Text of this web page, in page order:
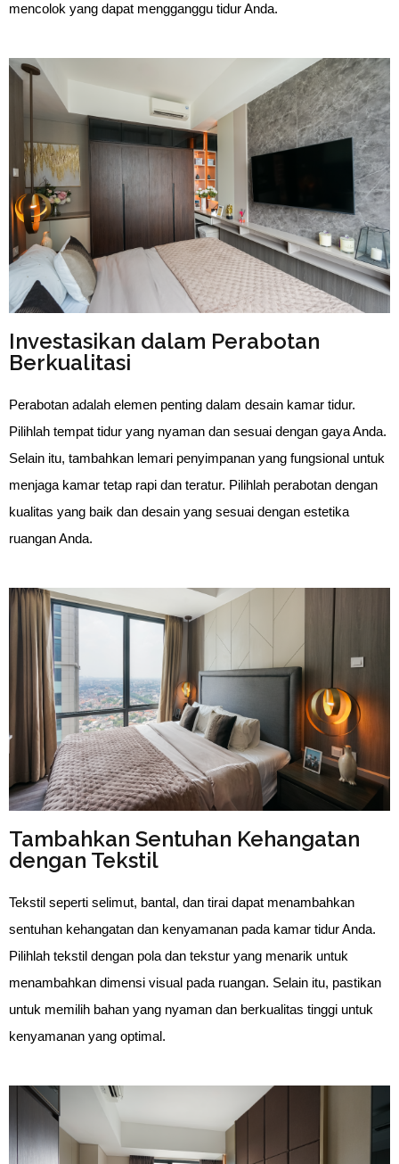
mencolok yang dapat mengganggu tidur Anda.
Investasikan dalam Perabotan
Berkualitasi
Perabotan adalah elemen penting dalam desain kamar tidur.
Pilihlah tempat tidur yang nyaman dan sesuai dengan gaya Anda.
Selain itu, tambahkan lemari penyimpanan yang fungsional untuk
menjaga kamar tetap rapi dan teratur. Pilihlah perabotan dengan
kualitas yang baik dan desain yang sesuai dengan estetika
ruangan Anda.
Tambahkan Sentuhan Kehangatan
dengan Tekstil
Tekstil seperti selimut, bantal, dan tirai dapat menambahkan
sentuhan kehangatan dan kenyamanan pada kamar tidur Anda.
Pilihlah tekstil dengan pola dan tekstur yang menarik untuk
menambahkan dimensi visual pada ruangan. Selain itu, pastikan
untuk memilih bahan yang nyaman dan berkualitas tinggi untuk
kenyamanan yang optimal.